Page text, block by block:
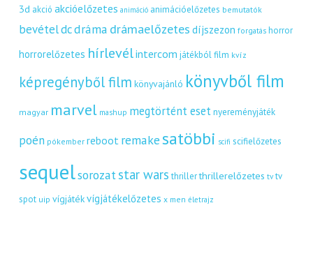
3d akció akcióelőzetes animáció animációelőzetes bemutatók
bevételdcdráma drámaelőzetes díjszezon forgatás horror
horrorelőzetes hírlevélintercom játékból film kvíz
képregényből film könyvajánló könyvből film
magyar marvel mashup megtörtént eset nyereményjáték
poén pókember reboot remakesatöbbi scifi scifielőzetes
sequelsorozatstar wars thriller thrillerelőzetes tv tv
spot uip vígjátékvígjátékelőzetes x men életrajz